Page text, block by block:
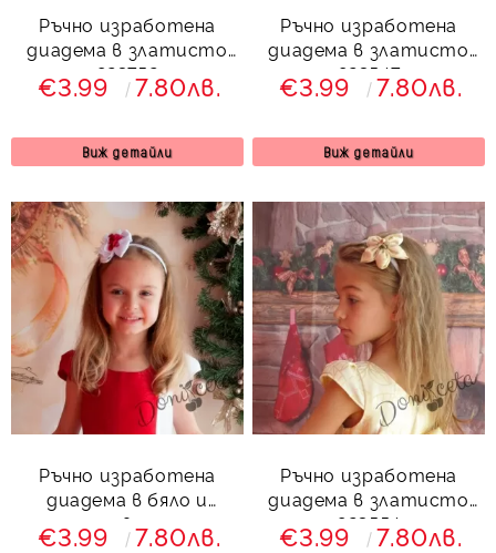
Ръчно изработена
диадема в златисто
823752
€3.99 7.80лв.
Виж детайли
Ръчно изработена
диадема в златисто
823547
€3.99 7.80лв.
Виж детайли
Ръчно изработена
диадема в бяло и
червено
€3.99 7.80лв.
Ръчно изработена
диадема в златисто
823554
€3.99 7.80лв.